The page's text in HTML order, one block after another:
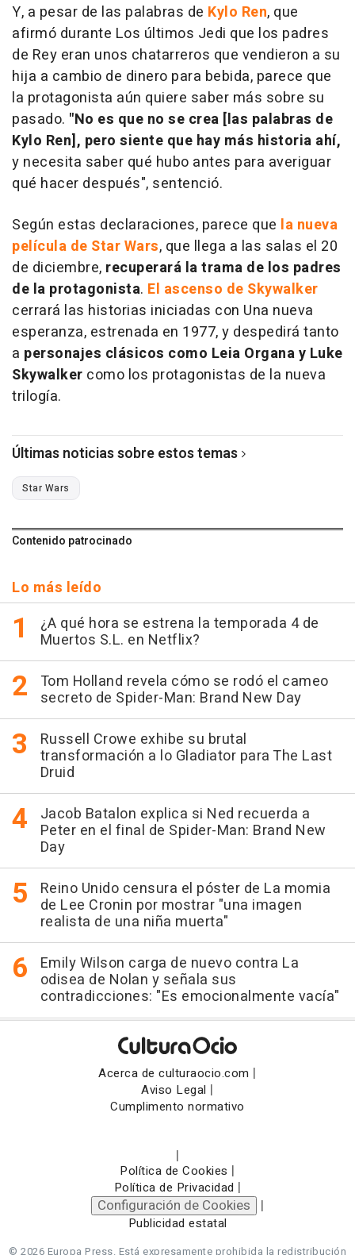
Y, a pesar de las palabras de Kylo Ren, que
afirmó durante Los últimos Jedi que los padres
de Rey eran unos chatarreros que vendieron a su
hija a cambio de dinero para bebida, parece que
la protagonista aún quiere saber más sobre su
pasado. "No es que no se crea [las palabras de
Kylo Ren], pero siente que hay más historia ahí,
y necesita saber qué hubo antes para averiguar
qué hacer después", sentenció.
Según estas declaraciones, parece que la nueva
película de Star Wars, que llega a las salas el 20
de diciembre, recuperará la trama de los padres
de la protagonista. El ascenso de Skywalker
cerrará las historias iniciadas con Una nueva
esperanza, estrenada en 1977, y despedirá tanto
a personajes clásicos como Leia Organa y Luke
Skywalker como los protagonistas de la nueva
trilogía.
Últimas noticias sobre estos temas
Star Wars
Contenido patrocinado
Lo más leído
¿A qué hora se estrena la temporada 4 de
Muertos S.L. en Netflix?
Tom Holland revela cómo se rodó el cameo
secreto de Spider-Man: Brand New Day
Russell Crowe exhibe su brutal
transformación a lo Gladiator para The Last
Druid
Jacob Batalon explica si Ned recuerda a
Peter en el final de Spider-Man: Brand New
Day
Reino Unido censura el póster de La momia
de Lee Cronin por mostrar "una imagen
realista de una niña muerta"
Emily Wilson carga de nuevo contra La
odisea de Nolan y señala sus
contradicciones: "Es emocionalmente vacía"
Acerca de culturaocio.com |
Aviso Legal |
Cumplimento normativo
|
Política de Cookies |
Política de Privacidad |
Configuración de Cookies |
Publicidad estatal
© 2026 Europa Press. Está expresamente prohibida la redistribución